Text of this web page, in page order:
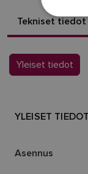
Tekniset tiedot
Yleiset tiedot
YLEISET TIEDOT
Asennus